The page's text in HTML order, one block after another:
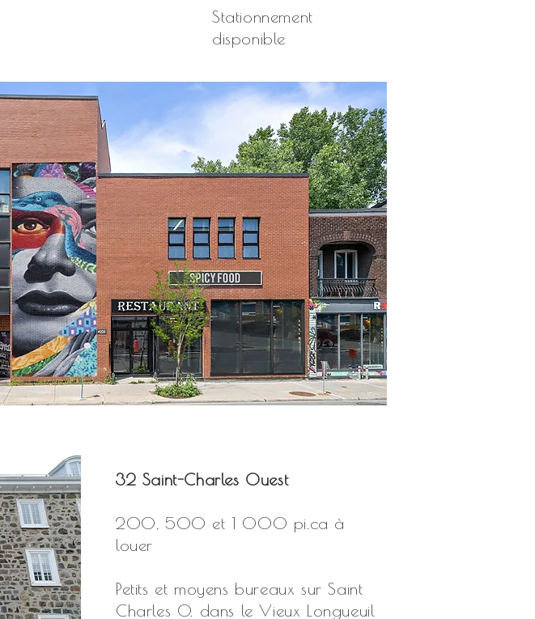
Stationnement
disponible
32 Saint-Charles Ouest
200, 500 et 1 000 pi.ca à
louer
Petits et moyens bureaux sur Saint
Charles O. dans le Vieux Longueuil